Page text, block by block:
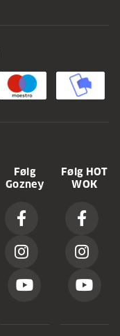
Følg
Gozney
Følg HOT
WOK